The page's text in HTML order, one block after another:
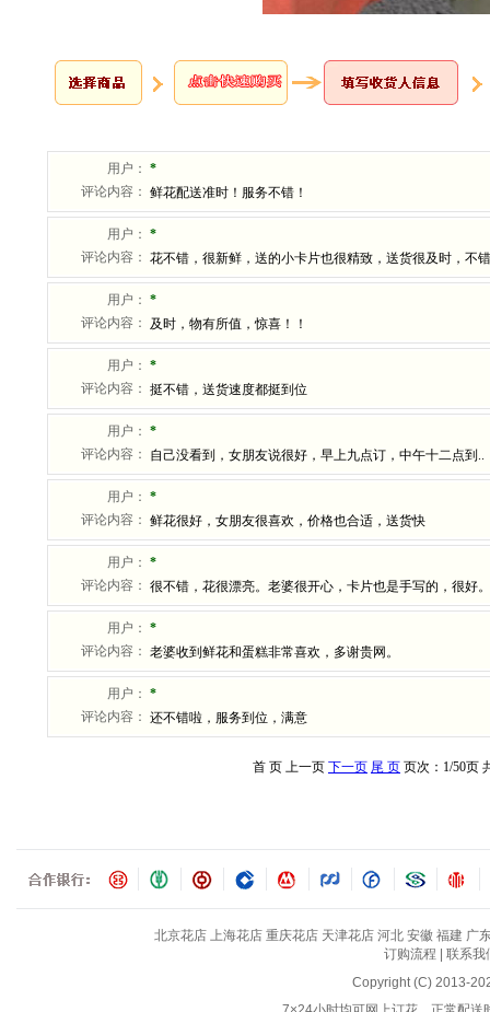
北京花店 上海花店 重庆花店 天津花店 河北 安徽 福建 广
订购流程
联系我
Copyright (C) 2013-